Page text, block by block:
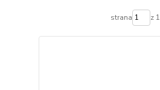
strana z 1